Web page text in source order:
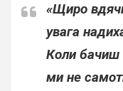
«Щиро
увага
Коли бачиш
ми не